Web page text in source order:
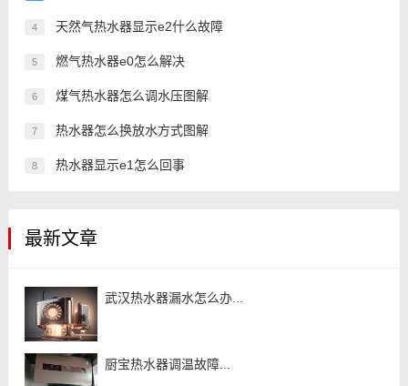
4 天然气热水器显示e2什么故障
5 燃气热水器e0怎么解决
6 煤气热水器怎么调水压图解
7 热水器怎么换放水方式图解
8 热水器显示e1怎么回事
最新文章
武汉热水器漏水怎么办...
厨宝热水器调温故障...